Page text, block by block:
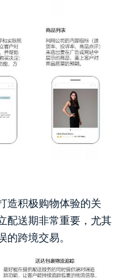
造积极购物体验的关
配送期非常重要，尤其
跨境交易。